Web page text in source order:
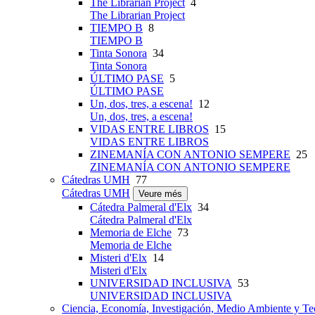
The Librarian Project 4
The Librarian Project
TIEMPO B 8
TIEMPO B
Tinta Sonora 34
Tinta Sonora
ÚLTIMO PASE 5
ÚLTIMO PASE
Un, dos, tres, a escena! 12
Un, dos, tres, a escena!
VIDAS ENTRE LIBROS 15
VIDAS ENTRE LIBROS
ZINEMANÍA CON ANTONIO SEMPERE 25
ZINEMANÍA CON ANTONIO SEMPERE
Cátedras UMH 77
Cátedras UMH
Veure més
Cátedra Palmeral d'Elx 34
Cátedra Palmeral d'Elx
Memoria de Elche 73
Memoria de Elche
Misteri d'Elx 14
Misteri d'Elx
UNIVERSIDAD INCLUSIVA
53
UNIVERSIDAD INCLUSIVA
Ciencia, Economía, Investigación, Medio Ambiente y